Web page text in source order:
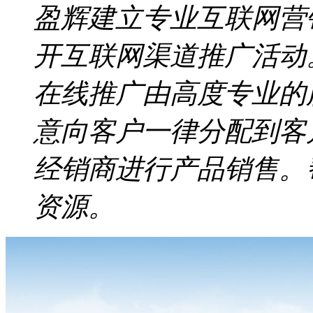
盈辉建立专业互联网
开互联网渠道推广活动
在线推广由高度专业
意向客户一律分配到
经销商进行产品销售
资源。